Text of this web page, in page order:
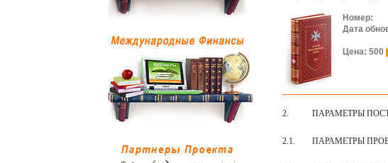
Номер:
Дата
Цена: 500
2. ПАРАМЕТРЫ
2.1. ПАРАМЕТРЫ